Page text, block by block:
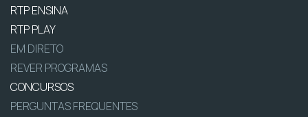
RTP ENSINA
RTP PLAY
EM DIRETO
REVER PROGRAMAS
CONCURSOS
PERGUNTAS FREQUENTES